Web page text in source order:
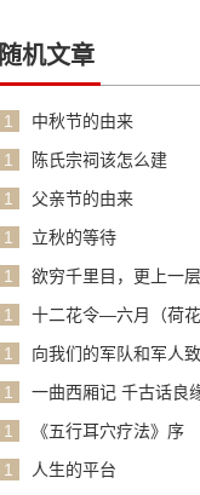
随机文章
1
中秋节的由来
1
陈氏宗祠该怎么建
1
父亲节的由来
1
立秋的等待
1
欲穷千里目，更上一
1
十二花令—六月（荷花
1
向我们的军队和军人致
1
一曲西厢记 千古话良
1
《五行耳穴疗法》序
1
人生的平台